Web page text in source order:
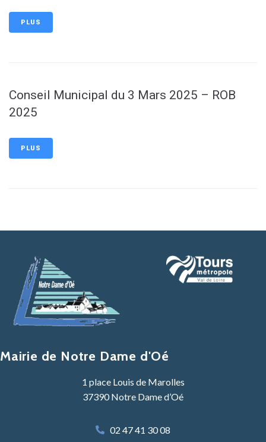
PLUS
Conseil Municipal du 3 Mars 2025 – ROB
2025
PLUS
Mairie de Notre Dame d'Oé
1 place Louis de Marolles
37390 Notre Dame d’Oé
02 47 41 30 08